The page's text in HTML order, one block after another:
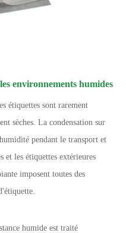
environnements humides
étiquettes sont rarement
sèches. La condensation sur
pendant le transport et
et les étiquettes extérieures
imposent toutes des
humide est traité